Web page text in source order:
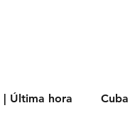
| Última hora Cuba